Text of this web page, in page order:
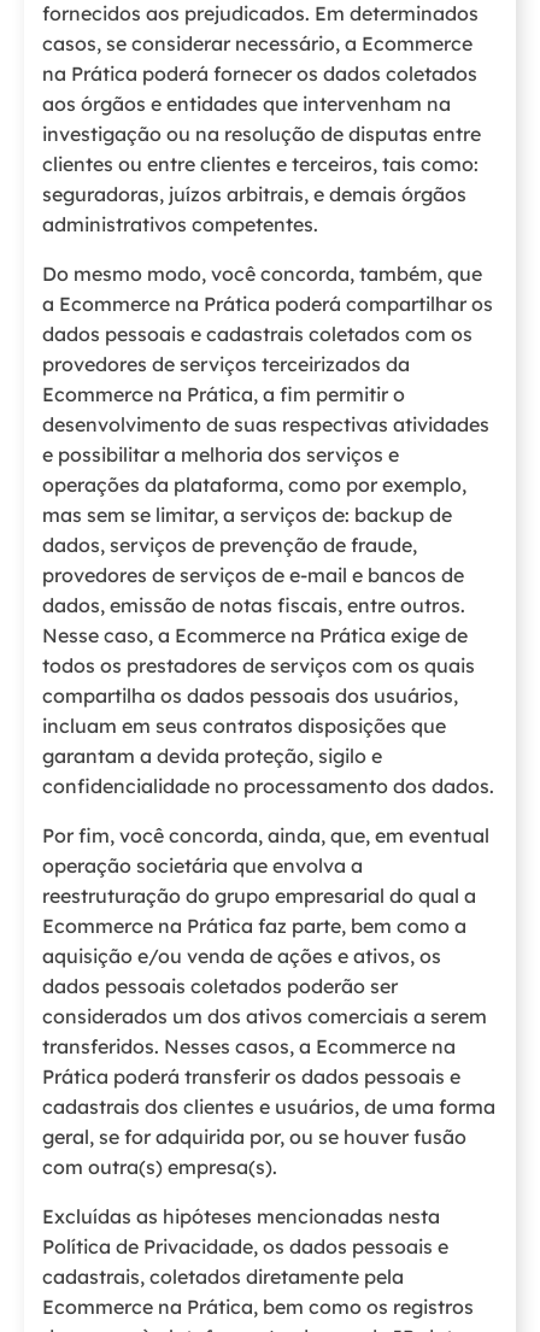
fornecidos aos prejudicados. Em determinados
casos, se considerar necessário, a Ecommerce
na Prática poderá fornecer os dados coletados
aos órgãos e entidades que intervenham na
investigação ou na resolução de disputas entre
clientes ou entre clientes e terceiros, tais como:
seguradoras, juízos arbitrais, e demais órgãos
administrativos competentes.
Do mesmo modo, você concorda, também, que
a Ecommerce na Prática poderá compartilhar os
dados pessoais e cadastrais coletados com os
provedores de serviços terceirizados da
Ecommerce na Prática, a fim permitir o
desenvolvimento de suas respectivas atividades
e possibilitar a melhoria dos serviços e
operações da plataforma, como por exemplo,
mas sem se limitar, a serviços de: backup de
dados, serviços de prevenção de fraude,
provedores de serviços de e-mail e bancos de
dados, emissão de notas fiscais, entre outros.
Nesse caso, a Ecommerce na Prática exige de
todos os prestadores de serviços com os quais
compartilha os dados pessoais dos usuários,
incluam em seus contratos disposições que
garantam a devida proteção, sigilo e
confidencialidade no processamento dos dados.
Por fim, você concorda, ainda, que, em eventual
operação societária que envolva a
reestruturação do grupo empresarial do qual a
Ecommerce na Prática faz parte, bem como a
aquisição e/ou venda de ações e ativos, os
dados pessoais coletados poderão ser
considerados um dos ativos comerciais a serem
transferidos. Nesses casos, a Ecommerce na
Prática poderá transferir os dados pessoais e
cadastrais dos clientes e usuários, de uma forma
geral, se for adquirida por, ou se houver fusão
com outra(s) empresa(s).
Excluídas as hipóteses mencionadas nesta
Política de Privacidade, os dados pessoais e
cadastrais, coletados diretamente pela
Ecommerce na Prática, bem como os registros